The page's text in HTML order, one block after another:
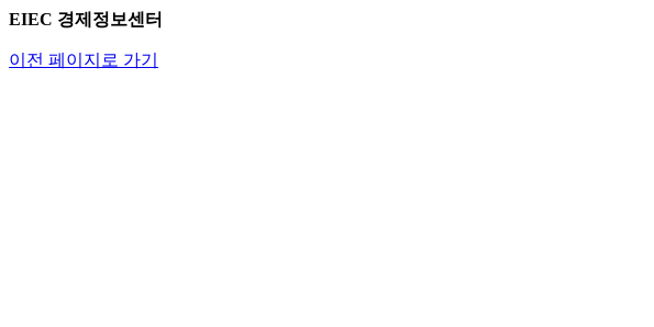
EIEC 경제정보센터
이전 페이지로 가기